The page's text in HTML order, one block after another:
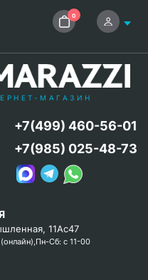
0
МАГАЗИН
11Ас47
Сб: с 11-00
+7(499) 460-56-01
+7(985) 025-48-73